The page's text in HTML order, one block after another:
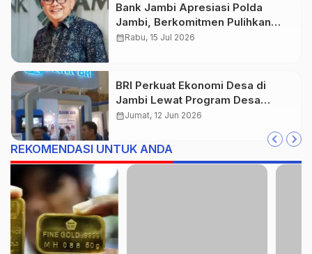
Bank Jambi Apresiasi Polda
Jambi, Berkomitmen Pulihkan
Kepercayaan Nasabah
calendar_monthRabu, 15 Jul 2026
BRI Perkuat Ekonomi Desa di
Jambi Lewat Program Desa
BRILiaN
calendar_monthJumat, 12 Jun 2026
REKOMENDASI UNTUK ANDA